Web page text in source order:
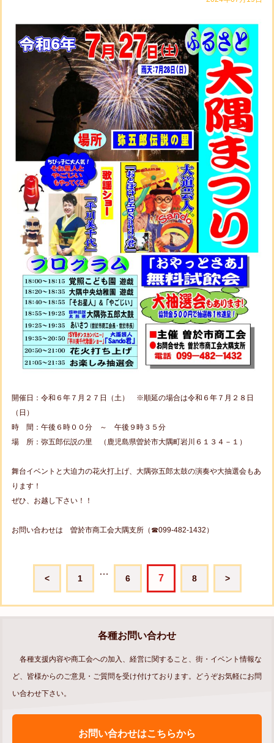
開催日：令和６年７月２７日（土） ※順延の場合は令和６年７月２８日
（日）
時 間：午後６時００分 ～ 午後９時３５分
場 所：弥五郎伝説の里 （鹿児島県曽於市大隅町岩川６１３４－１）
舞台イベントと大迫力の花火打上げ、大隅弥五郎太鼓の演奏や大抽選会もあ
ります！
ぜひ、お越し下さい！！
お問い合わせは 曽於市商工会大隅支所（☎099-482-1432）
< 1
…
6 7 8 >
各種お問い合わせ
各種支援内容や商工会への加入、経営に関すること、街・イベント情報な
ど、皆様からのご意見・ご質問を受け付けております。どうぞお気軽にお問
い合わせ下さい。
お問い合わせはこちらから